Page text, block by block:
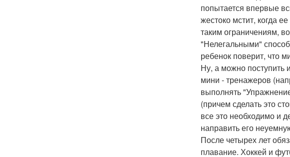
попытается впервые
жестоко мстит, когда
таким ограничениям,
"Нелегальными"
ребенок поверит, что
Ну, а можно поступить
мини - тренажеров
выполнять
(причем сделать это
все это необходимо и
направить его
После четырех лет
плавание. Хоккей и